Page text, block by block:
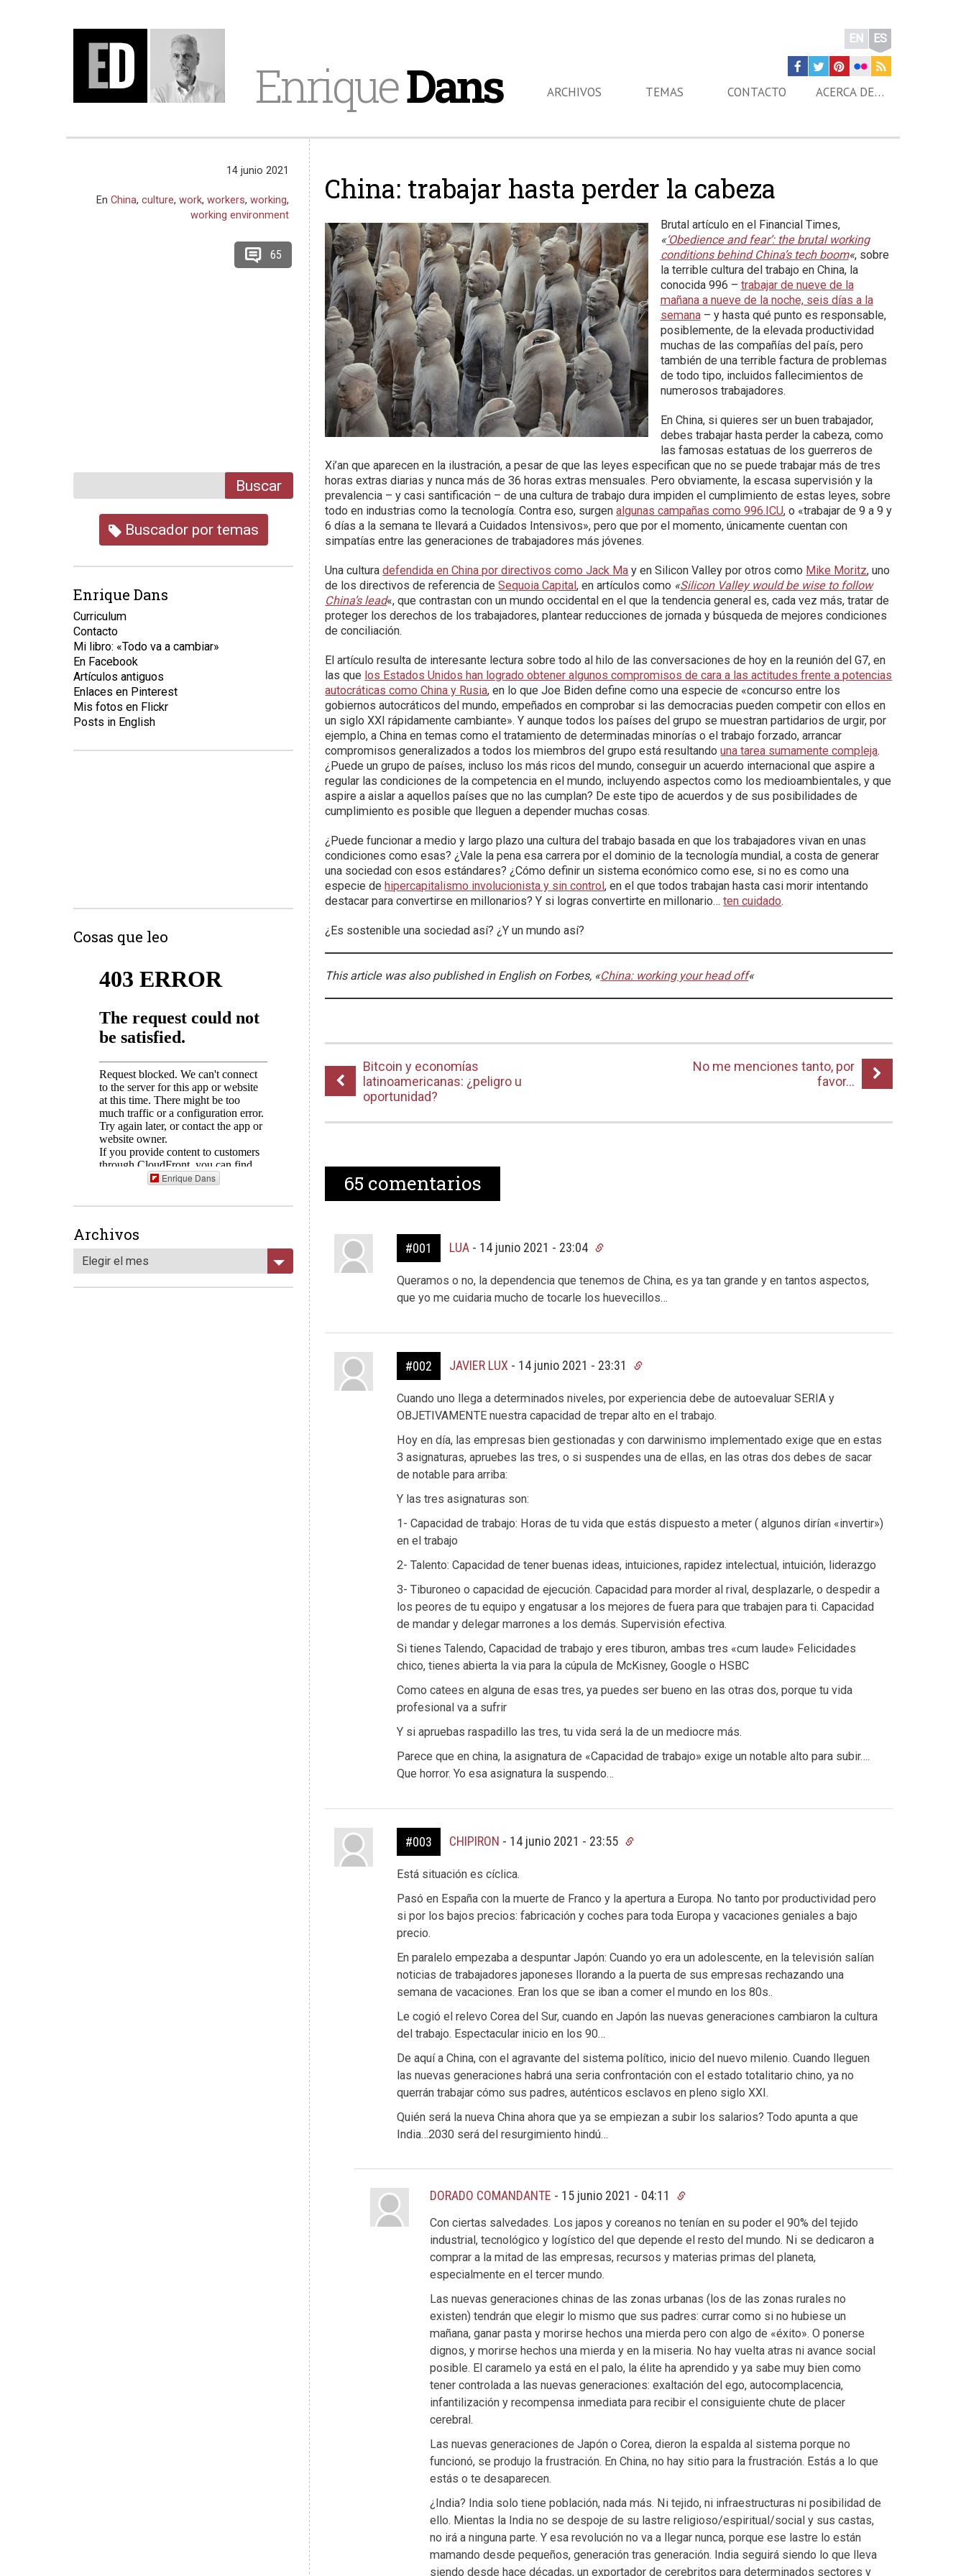
EnriqueDans
EN ES
ARCHIVOS TEMAS CONTACTO ACERCA DE…
China: trabajar hasta perder la cabeza
Brutal artículo en el Financial Times,
«‘Obedience and fear’: the brutal working
conditions behind China’s tech boom«, sobre
la terrible cultura del trabajo en China, la
conocida 996 – trabajar de nueve de la
mañana a nueve de la noche, seis días a la
semana– y hasta qué punto es responsable,
posiblemente, de la elevada productividad
muchas de las compañías del país, pero
también de una terrible factura de problemas
de todo tipo, incluidos fallecimientos de
numerosos trabajadores.
En China, si quieres ser un buen trabajador,
debes trabajar hasta perder la cabeza, como
las famosas estatuas de los guerreros de
Xi’an que aparecen en la ilustración, a pesar de que las leyes especifican que no se puede trabajar más de tres
horas extras diarias y nunca más de 36 horas extras mensuales. Pero obviamente, la escasa supervisión y la
prevalencia – y casi santificación – de una cultura de trabajo dura impiden el cumplimiento de estas leyes, sobre
todo en industrias como la tecnología. Contra eso, surgenalgunas campañas como 996.ICU, o «trabajar de 9 a 9 y
6 días a la semana te llevará a Cuidados Intensivos», pero que por el momento, únicamente cuentan con
simpatías entre las generaciones de trabajadores más jóvenes.
Una culturadefendida en China por directivos como Jack Ma y en Silicon Valley por otros como Mike Moritz, uno
de los directivos de referencia deSequoia Capital, en artículos como «Silicon Valley would be wise to follow
China’s lead«, que contrastan con un mundo occidental en el que la tendencia general es, cada vez más, tratar de
proteger los derechos de los trabajadores, plantear reducciones de jornada y búsqueda de mejores condiciones
de conciliación.
El artículo resulta de interesante lectura sobre todo al hilo de las conversaciones de hoy en la reunión del G7, en
las que los Estados Unidos han logrado obtener algunos compromisos de cara a las actitudes frente a potencias
autocráticas como China y Rusia, en lo que Joe Biden define como una especie de «concurso entre los
gobiernos autocráticos del mundo, empeñados en comprobar si las democracias pueden competir con ellos en
un siglo XXI rápidamente cambiante». Y aunque todos los países del grupo se muestran partidarios de urgir, por
ejemplo, a China en temas como el tratamiento de determinadas minorías o el trabajo forzado, arrancar
compromisos generalizados a todos los miembros del grupo está resultandouna tarea sumamente compleja.
¿Puede un grupo de países, incluso los más ricos del mundo, conseguir un acuerdo internacional que aspire a
regular las condiciones de la competencia en el mundo, incluyendo aspectos como los medioambientales, y que
aspire a aislar a aquellos países que no las cumplan? De este tipo de acuerdos y de sus posibilidades de
cumplimiento es posible que lleguen a depender muchas cosas.
¿Puede funcionar a medio y largo plazo una cultura del trabajo basada en que los trabajadores vivan en unas
condiciones como esas? ¿Vale la pena esa carrera por el dominio de la tecnología mundial, a costa de generar
una sociedad con esos estándares? ¿Cómo definir un sistema económico como ese, si no es como una
especie dehipercapitalismo involucionista y sin control, en el que todos trabajan hasta casi morir intentando
destacar para convertirse en millonarios? Y si logras convertirte en millonario…ten cuidado.
¿Es sostenible una sociedad así? ¿Y un mundo así?
This article was also published in English on Forbes, «China: working your head off«
Bitcoin y economías
latinoamericanas: ¿peligro u
oportunidad?
No me menciones tanto, por
favor…
65 comentarios
#001 LUA- 14 junio 2021 - 23:04
Queramos o no, la dependencia que tenemos de China, es ya tan grande y en tantos aspectos,
que yo me cuidaria mucho de tocarle los huevecillos…
#002 JAVIER LUX - 14 junio 2021 - 23:31
Cuando uno llega a determinados niveles, por experiencia debe de autoevaluar SERIA y
OBJETIVAMENTE nuestra capacidad de trepar alto en el trabajo.
Hoy en día, las empresas bien gestionadas y con darwinismo implementado exige que en estas
3 asignaturas, apruebes las tres, o si suspendes una de ellas, en las otras dos debes de sacar
de notable para arriba:
Y las tres asignaturas son:
1- Capacidad de trabajo: Horas de tu vida que estás dispuesto a meter ( algunos dirían «invertir»)
en el trabajo
2- Talento: Capacidad de tener buenas ideas, intuiciones, rapidez intelectual, intuición, liderazgo
3- Tiburoneo o capacidad de ejecución. Capacidad para morder al rival, desplazarle, o despedir a
los peores de tu equipo y engatusar a los mejores de fuera para que trabajen para ti. Capacidad
de mandar y delegar marrones a los demás. Supervisión efectiva.
Si tienes Talendo, Capacidad de trabajo y eres tiburon, ambas tres «cum laude» Felicidades
chico, tienes abierta la via para la cúpula de McKisney, Google o HSBC
Como catees en alguna de esas tres, ya puedes ser bueno en las otras dos, porque tu vida
profesional va a sufrir
Y si apruebas raspadillo las tres, tu vida será la de un mediocre más.
Parece que en china, la asignatura de «Capacidad de trabajo» exige un notable alto para subir….
Que horror. Yo esa asignatura la suspendo…
#003 CHIPIRON - 14 junio 2021 - 23:55
Está situación es cíclica.
Pasó en España con la muerte de Franco y la apertura a Europa. No tanto por productividad pero
si por los bajos precios: fabricación y coches para toda Europa y vacaciones geniales a bajo
precio.
En paralelo empezaba a despuntar Japón: Cuando yo era un adolescente, en la televisión salían
noticias de trabajadores japoneses llorando a la puerta de sus empresas rechazando una
semana de vacaciones. Eran los que se iban a comer el mundo en los 80s..
Le cogió el relevo Corea del Sur, cuando en Japón las nuevas generaciones cambiaron la cultura
del trabajo. Espectacular inicio en los 90…
De aquí a China, con el agravante del sistema político, inicio del nuevo milenio. Cuando lleguen
las nuevas generaciones habrá una seria confrontación con el estado totalitario chino, ya no
querrán trabajar cómo sus padres, auténticos esclavos en pleno siglo XXI.
Quién será la nueva China ahora que ya se empiezan a subir los salarios? Todo apunta a que
India…2030 será del resurgimiento hindú…
DORADO COMANDANTE - 15 junio 2021 - 04:11
Con ciertas salvedades. Los japos y coreanos no tenían en su poder el 90% del tejido
industrial, tecnológico y logístico del que depende el resto del mundo. Ni se dedicaron a
comprar a la mitad de las empresas, recursos y materias primas del planeta,
especialmente en el tercer mundo.
Las nuevas generaciones chinas de las zonas urbanas (los de las zonas rurales no
existen) tendrán que elegir lo mismo que sus padres: currar como si no hubiese un
mañana, ganar pasta y morirse hechos una mierda pero con algo de «éxito». O ponerse
dignos, y morirse hechos una mierda y en la miseria. No hay vuelta atras ni avance social
posible. El caramelo ya está en el palo, la élite ha aprendido y ya sabe muy bien como
tener controlada a las nuevas generaciones: exaltación del ego, autocomplacencia,
infantilización y recompensa inmediata para recibir el consiguiente chute de placer
cerebral.
Las nuevas generaciones de Japón o Corea, dieron la espalda al sistema porque no
funcionó, se produjo la frustración. En China, no hay sitio para la frustración. Estás a lo que
estás o te desaparecen.
¿India? India solo tiene población, nada más. Ni tejido, ni infraestructuras ni posibilidad de
ello. Mientas la India no se despoje de su lastre religioso/espiritual/social y sus castas,
no irá a ninguna parte. Y esa revolución no va a llegar nunca, porque ese lastre lo están
mamando desde pequeños, generación tras generación. India seguirá siendo lo que lleva
siendo desde hace décadas, un exportador de cerebritos para determinados sectores y
14 junio 2021
EnChina,culture,work,workers,working,
working environment
65
Buscar
Buscador por temas
Enrique Dans
Curriculum
Contacto
Mi libro: «Todo va a cambiar»
En Facebook
Artículos antiguos
Enlaces en Pinterest
Mis fotos en Flickr
Posts in English
Cosas que leo
Enrique Dans
Archivos
Elegir el mes